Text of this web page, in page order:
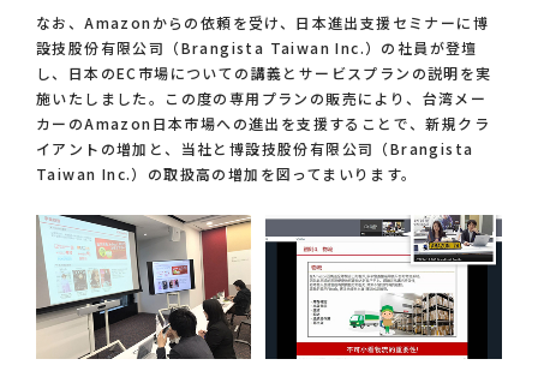
なお、Amazonからの依頼を受け、日本進出支援セミナーに博
設技股份有限公司（Brangista Taiwan Inc.）の社員が登壇
し、日本のEC市場についての講義とサービスプランの説明を実
施いたしました。この度の専用プランの販売により、台湾メー
カーのAmazon日本市場への進出を支援することで、新規クラ
イアントの増加と、当社と博設技股份有限公司（Brangista
Taiwan Inc.）の取扱高の増加を図ってまいります。